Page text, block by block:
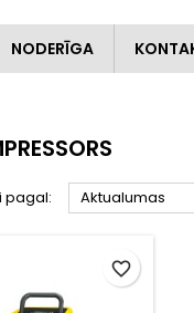
NODERĪGA
pagal: Aktualumas
favorite_border